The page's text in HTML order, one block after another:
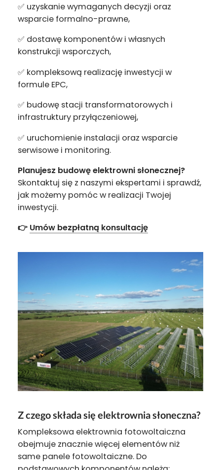
✅ uzyskanie wymaganych decyzji oraz
wsparcie formalno-prawne,
✅ dostawę komponentów i własnych
konstrukcji wsporczych,
✅ kompleksową realizację inwestycji w
formule EPC,
✅ budowę stacji transformatorowych i
infrastruktury przyłączeniowej,
✅ uruchomienie instalacji oraz wsparcie
serwisowe i monitoring.
Planujesz budowę elektrowni słonecznej?
Skontaktuj się z naszymi ekspertami i sprawdź,
jak możemy pomóc w realizacji Twojej
inwestycji.
👉 Umów bezpłatną konsultację
Z czego składa się elektrownia słoneczna?
Kompleksowa elektrownia fotowoltaiczna
obejmuje znacznie więcej elementów niż
same panele fotowoltaiczne. Do